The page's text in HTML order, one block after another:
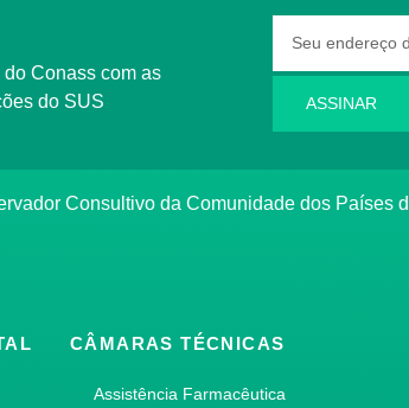
do SUS
ASSINAR
Consultivo da Comunidade dos Países
CÂMARAS TÉCNICAS
Assistência Farmacêutica